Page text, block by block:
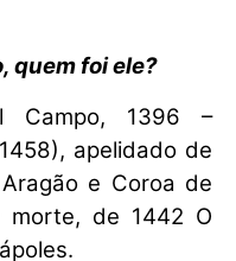
quem foi ele?
Campo, 1396 –
apelidado de
e Coroa de
morte, de 1442 O